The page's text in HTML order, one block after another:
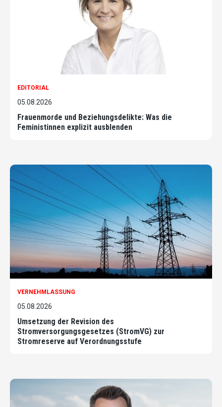
EDITORIAL
05.08.2026
Frauenmorde und Beziehungsdelikte: Was die
Feministinnen explizit ausblenden
VERNEHMLASSUNG
05.08.2026
Umsetzung der Revision des
Stromversorgungsgesetzes (StromVG) zur
Stromreserve auf Verordnungsstufe